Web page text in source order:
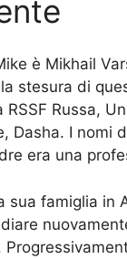
è Mikhail
stesura di
RSSF Russa,
Dasha. I nomi
era una
sua famiglia in